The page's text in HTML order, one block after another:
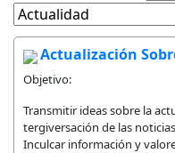
Actualización
Objetivo:
Transmitir ideas sobre la
tergiversación de las
Inculcar información y